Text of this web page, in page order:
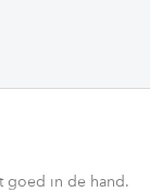
goed in de hand.